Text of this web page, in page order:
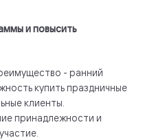
и повысить
- ранний
купить праздничные
клиенты.
принадлежности и